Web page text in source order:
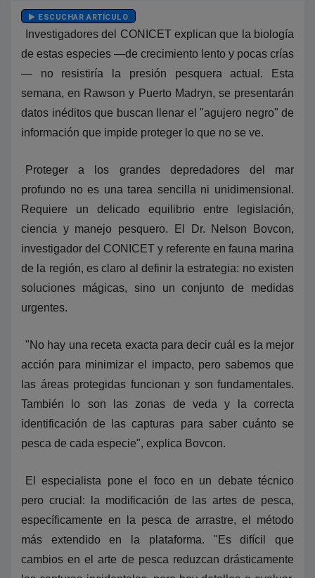
ESCUCHAR ARTÍCULO
Investigadores del CONICET explican que la biología
de estas especies —de crecimiento lento y pocas crías
— no resistiría la presión pesquera actual. Esta
semana, en Rawson y Puerto Madryn, se presentarán
datos inéditos que buscan llenar el "agujero negro" de
información que impide proteger lo que no se ve.
Proteger a los grandes depredadores del mar
profundo no es una tarea sencilla ni unidimensional.
Requiere un delicado equilibrio entre legislación,
ciencia y manejo pesquero. El Dr. Nelson Bovcon,
investigador del CONICET y referente en fauna marina
de la región, es claro al definir la estrategia: no existen
soluciones mágicas, sino un conjunto de medidas
urgentes.
"No hay una receta exacta para decir cuál es la mejor
acción para minimizar el impacto, pero sabemos que
las áreas protegidas funcionan y son fundamentales.
También lo son las zonas de veda y la correcta
identificación de las capturas para saber cuánto se
pesca de cada especie", explica Bovcon.
El especialista pone el foco en un debate técnico
pero crucial: la modificación de las artes de pesca,
específicamente en la pesca de arrastre, el método
más extendido en la plataforma. "Es difícil que
cambios en el arte de pesca reduzcan drásticamente